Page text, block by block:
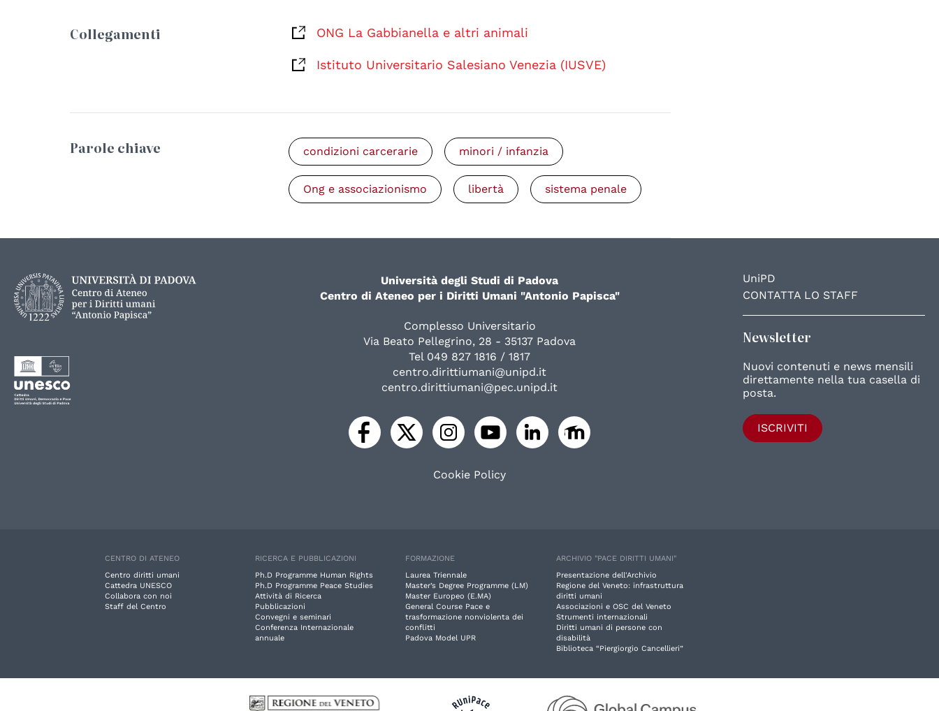
Collegamenti ONG La Gabbianella e altri animali
Istituto Universitario Salesiano Venezia (IUSVE)
Parole chiave condizioni carcerarie minori / infanzia
Ong e associazionismo libertà sistema penale
UniPD
CONTATTA LO STAFF
Newsletter
Nuovi contenuti e news mensili
direttamente nella tua casella di
posta.
ISCRIVITI
Università degli Studi di Padova
Centro di Ateneo per i Diritti Umani "Antonio Papisca"
Complesso Universitario
Via Beato Pellegrino, 28 - 35137 Padova
Tel 049 827 1816 / 1817
centro.dirittiumani@unipd.it
centro.dirittiumani@pec.unipd.it
Cookie Policy
CENTRO DI ATENEO
Centro diritti umani
Cattedra UNESCO
Collabora con noi
Staff del Centro
RICERCA E PUBBLICAZIONI
Ph.D Programme Human Rights
Ph.D Programme Peace Studies
Attività di Ricerca
Pubblicazioni
Convegni e seminari
Conferenza Internazionale
annuale
FORMAZIONE
Laurea Triennale
Master’s Degree Programme (LM)
Master Europeo (E.MA)
General Course Pace e
trasformazione nonviolenta dei
conflitti
Padova Model UPR
ARCHIVIO "PACE DIRITTI UMANI"
Presentazione dell'Archivio
Regione del Veneto: infrastruttura
diritti umani
Associazioni e OSC del Veneto
Strumenti internazionali
Diritti umani di persone con
disabilità
Biblioteca “Piergiorgio Cancellieri”